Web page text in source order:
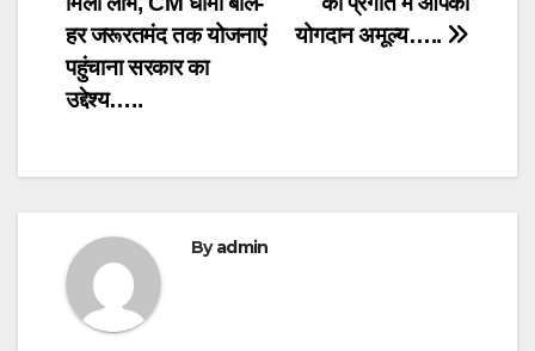
योगदान अमूल्य…..
हर जरूरतमंद तक योजनाएं
पहुंचाना सरकार का
उद्देश्य…..
Byadmin